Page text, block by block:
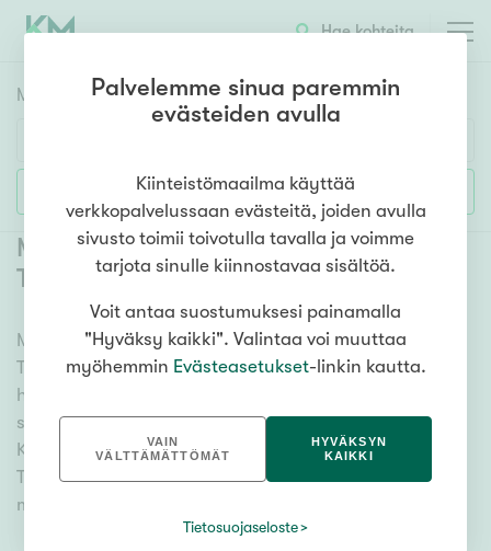
Hae kohteita
Myyntikohteet
Huoneluku
1h 2h 3h 4h 5h+
Asuntotyyppi
Kerros-/luhtitalo
Rivitalo/paritalo
Omakoti-/erillistalo
Maa- tai metsätila
Vapaa-ajan asunto
Lisää hakuehtoja
Myytävät kerrostaloasunnot Helsinki
Torkkelinmäki (1)
Meiltä löydät myytävät kerrostaloasunnot Helsinki
Torkkelinmäki kattavasti ja helposti. Kätevän
hakutyökalumme avulla löydät unelmiesi kodin, oli
sitten tähtäimessä sauna, parveke tai merinäköala.
Katso alta kaikki myytävät kerrostaloasunnot Helsinki
Torkkelinmäki ja valitse itsellesi mieleinen! Tutustu
myös videoesittelyihimme!
Palvelemme sinua paremmin
evästeiden avulla
Kiinteistömaailma käyttää
verkkopalvelussaan evästeitä, joiden avulla
sivusto toimii toivotulla tavalla ja voimme
tarjota sinulle kiinnostavaa sisältöä.
Voit antaa suostumuksesi painamalla
"Hyväksy kaikki". Valintaa voi muuttaa
myöhemmin Evästeasetukset-linkin kautta.
VAIN
VÄLTTÄMÄTTÖMÄT
HYVÄKSYN
KAIKKI
Tietosuojaseloste